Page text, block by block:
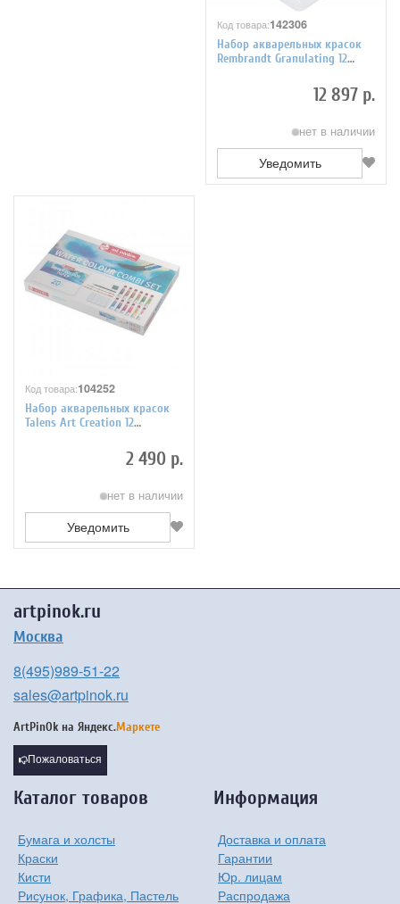
Код товара:142306
Набор акварельных красок
Rembrandt Granulating 12
12 897 р.
нет в наличии
Уведомить
Код товара:104252
Набор акварельных красок
Talens Art Creation 12
2 490 р.
нет в наличии
Уведомить
artpinok.ru
Москва
8(495)989-51-22
sales@artpinok.ru
ArtPinOk на Яндекс.Маркете
Пожаловаться
Каталог товаров
Бумага и холсты
Краски
Кисти
Рисунок, Графика, Пастель
Информация
Доставка и оплата
Гарантии
Юр. лицам
Распродажа